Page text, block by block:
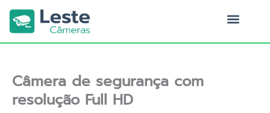
para
conteúdo
Câmera de segurança com
resolução Full HD